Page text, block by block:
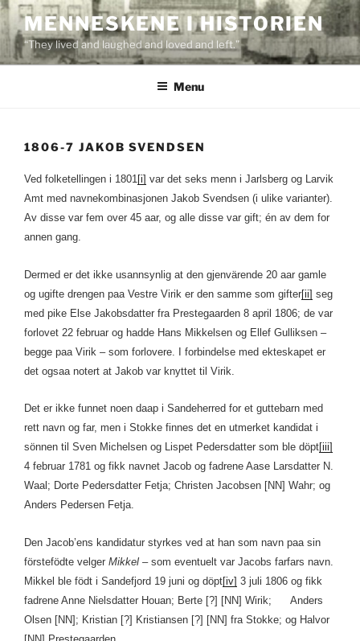
Skip
to
content
MENNESKENE I HISTORIEN
“They lived and laughed and loved and left.”
Menu
1806-7 JAKOB SVENDSEN
Ved folketellingen i 1801[i] var det seks menn i Jarlsberg og Larvik
Amt med navnekombinasjonen Jakob Svendsen (i ulike varianter).
Av disse var fem over 45 aar, og alle disse var gift; én av dem for
annen gang.
Dermed er det ikke usannsynlig at den gjenvärende 20 aar gamle
og ugifte drengen paa Vestre Virik er den samme som gifter[ii] seg
med pike Else Jakobsdatter fra Prestegaarden 8 april 1806; de var
forlovet 22 februar og hadde Hans Mikkelsen og Ellef Gulliksen –
begge paa Virik – som forlovere. I forbindelse med ekteskapet er
det ogsaa notert at Jakob var knyttet til Virik.
Det er ikke funnet noen daap i Sandeherred for et guttebarn med
rett navn og far, men i Stokke finnes det en utmerket kandidat i
sönnen til Sven Michelsen og Lispet Pedersdatter som ble döpt[iii]
4 februar 1781 og fikk navnet Jacob og fadrene Aase Larsdatter N.
Waal; Dorte Pedersdatter Fetja; Christen Jacobsen [NN] Wahr; og
Anders Pedersen Fetja.
Den Jacob’ens kandidatur styrkes ved at han som navn paa sin
förstefödte velger Mikkel – som eventuelt var Jacobs farfars navn.
Mikkel ble födt i Sandefjord 19 juni og döpt[iv] 3 juli 1806 og fikk
fadrene Anne Nielsdatter Houan; Berte [?] [NN] Wirik; Anders
Olsen [NN]; Kristian [?] Kristiansen [?] [NN] fra Stokke; og Halvor
[NN] Prestegaarden.